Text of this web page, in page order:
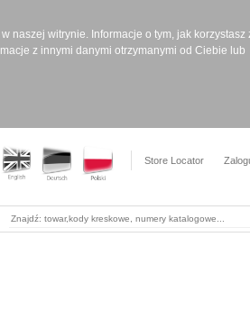
naszej witrynie. Informacje o tym, jak korzystasz
z innymi danymi otrzymanymi od Ciebie lub
Store Locator